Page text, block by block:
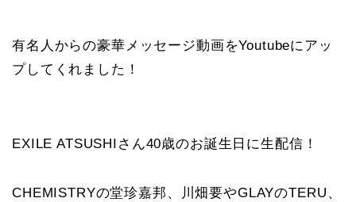
有名人からの豪華メッセージ動画をYoutubeにアッ
プしてくれました！
EXILE ATSUSHIさん40歳のお誕生日に生配信！
CHEMISTRYの堂珍嘉邦、川畑要やGLAYのTERU、